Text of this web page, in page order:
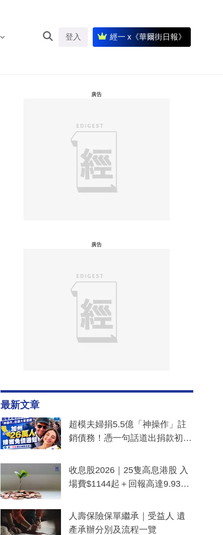
登入 經一 x《華爾街日報》
廣告
廣告
最新文章
超模夫婦捐5.5億「神操作」註
銷債務！憑一句話道出捐款初
一度被誤當詐騙手段
收息股2026｜25隻高息港股 入
場費$1144起＋回報高達9.93
人壽保險保單繼承｜受益人 遺
產承辦分別及流程一覽